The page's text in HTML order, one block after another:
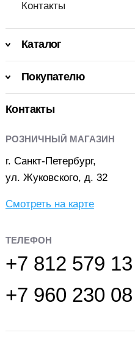
Контакты
Каталог
Покупателю
Контакты
РОЗНИЧНЫЙ МАГАЗИН
г. Санкт-Петербург,
ул. Жуковского, д. 32
Смотреть на карте
ТЕЛЕФОН
+7 812 579
+7 960 230